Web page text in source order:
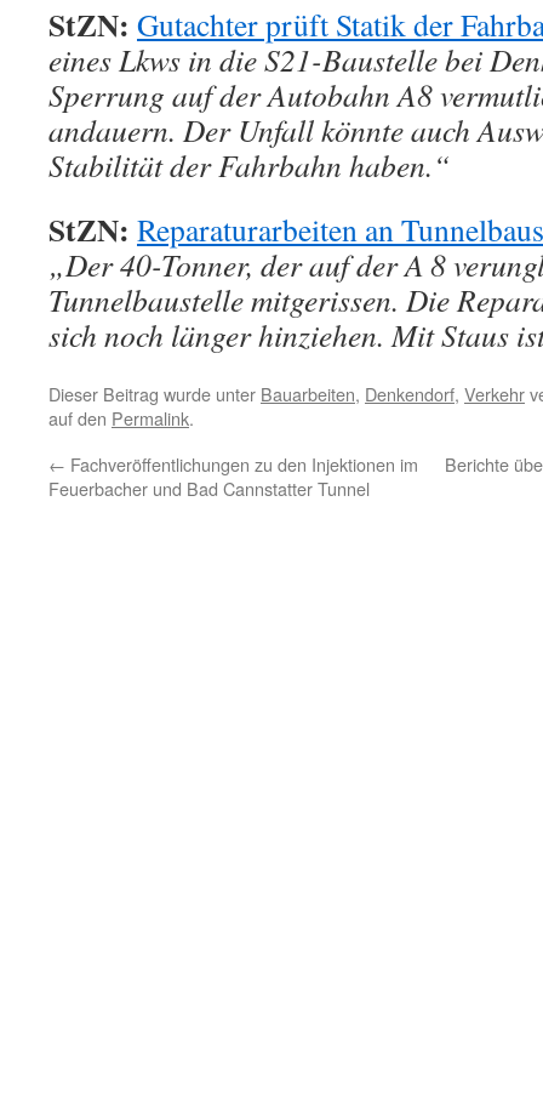
StZN: Gutachter prüft Statik der
eines Lkws in die S21-Baustelle bei
Sperrung auf der Autobahn A8
andauern. Der Unfall könnte auch
Stabilität der Fahrbahn haben.“
StZN: Reparaturarbeiten an
„Der 40-Tonner, der auf der A 8
Tunnelbaustelle mitgerissen. Die
sich noch länger hinziehen. Mit Staus
Dieser Beitrag wurde unter Bauarbeiten, Denkendorf, Verkehr
auf den Permalink.
← Fachveröffentlichungen zu den Injektionen im
Feuerbacher und Bad Cannstatter Tunnel
Berichte